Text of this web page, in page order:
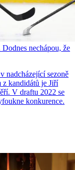
nechápou, že
nadcházející sezoně
kandidátů je Jiří
V draftu 2022 se
konkurence.